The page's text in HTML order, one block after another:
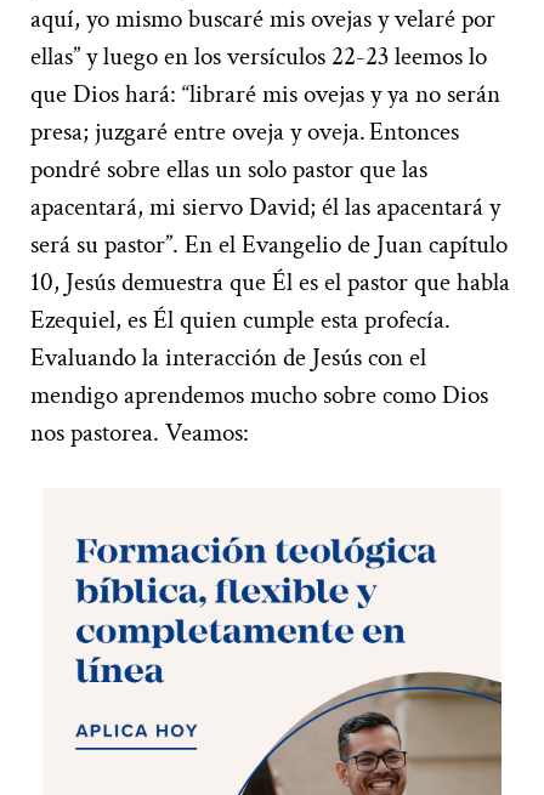
aquí, yo mismo buscaré mis ovejas y velaré por
ellas” y luego en los versículos 22-23 leemos lo
que Dios hará: “libraré mis ovejas y ya no serán
presa; juzgaré entre oveja y oveja.Entonces
pondré sobre ellas un solo pastor que las
apacentará, mi siervo David; él las apacentará y
será su pastor”. En el Evangelio de Juan capítulo
10, Jesús demuestra que Él es el pastor que habla
Ezequiel, es Él quien cumple esta profecía.
Evaluando la interacción de Jesús con el
mendigo aprendemos mucho sobre como Dios
nos pastorea. Veamos: